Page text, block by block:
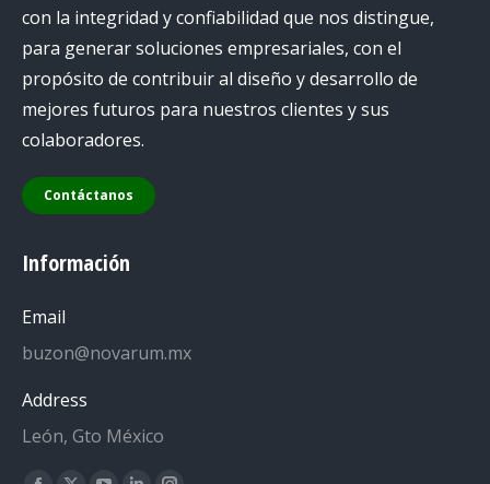
con la integridad y confiabilidad que nos distingue,
para generar soluciones empresariales, con el
propósito de contribuir al diseño y desarrollo de
mejores futuros para nuestros clientes y sus
colaboradores.
Contáctanos
Información
Email
buzon@novarum.mx
Address
León, Gto México